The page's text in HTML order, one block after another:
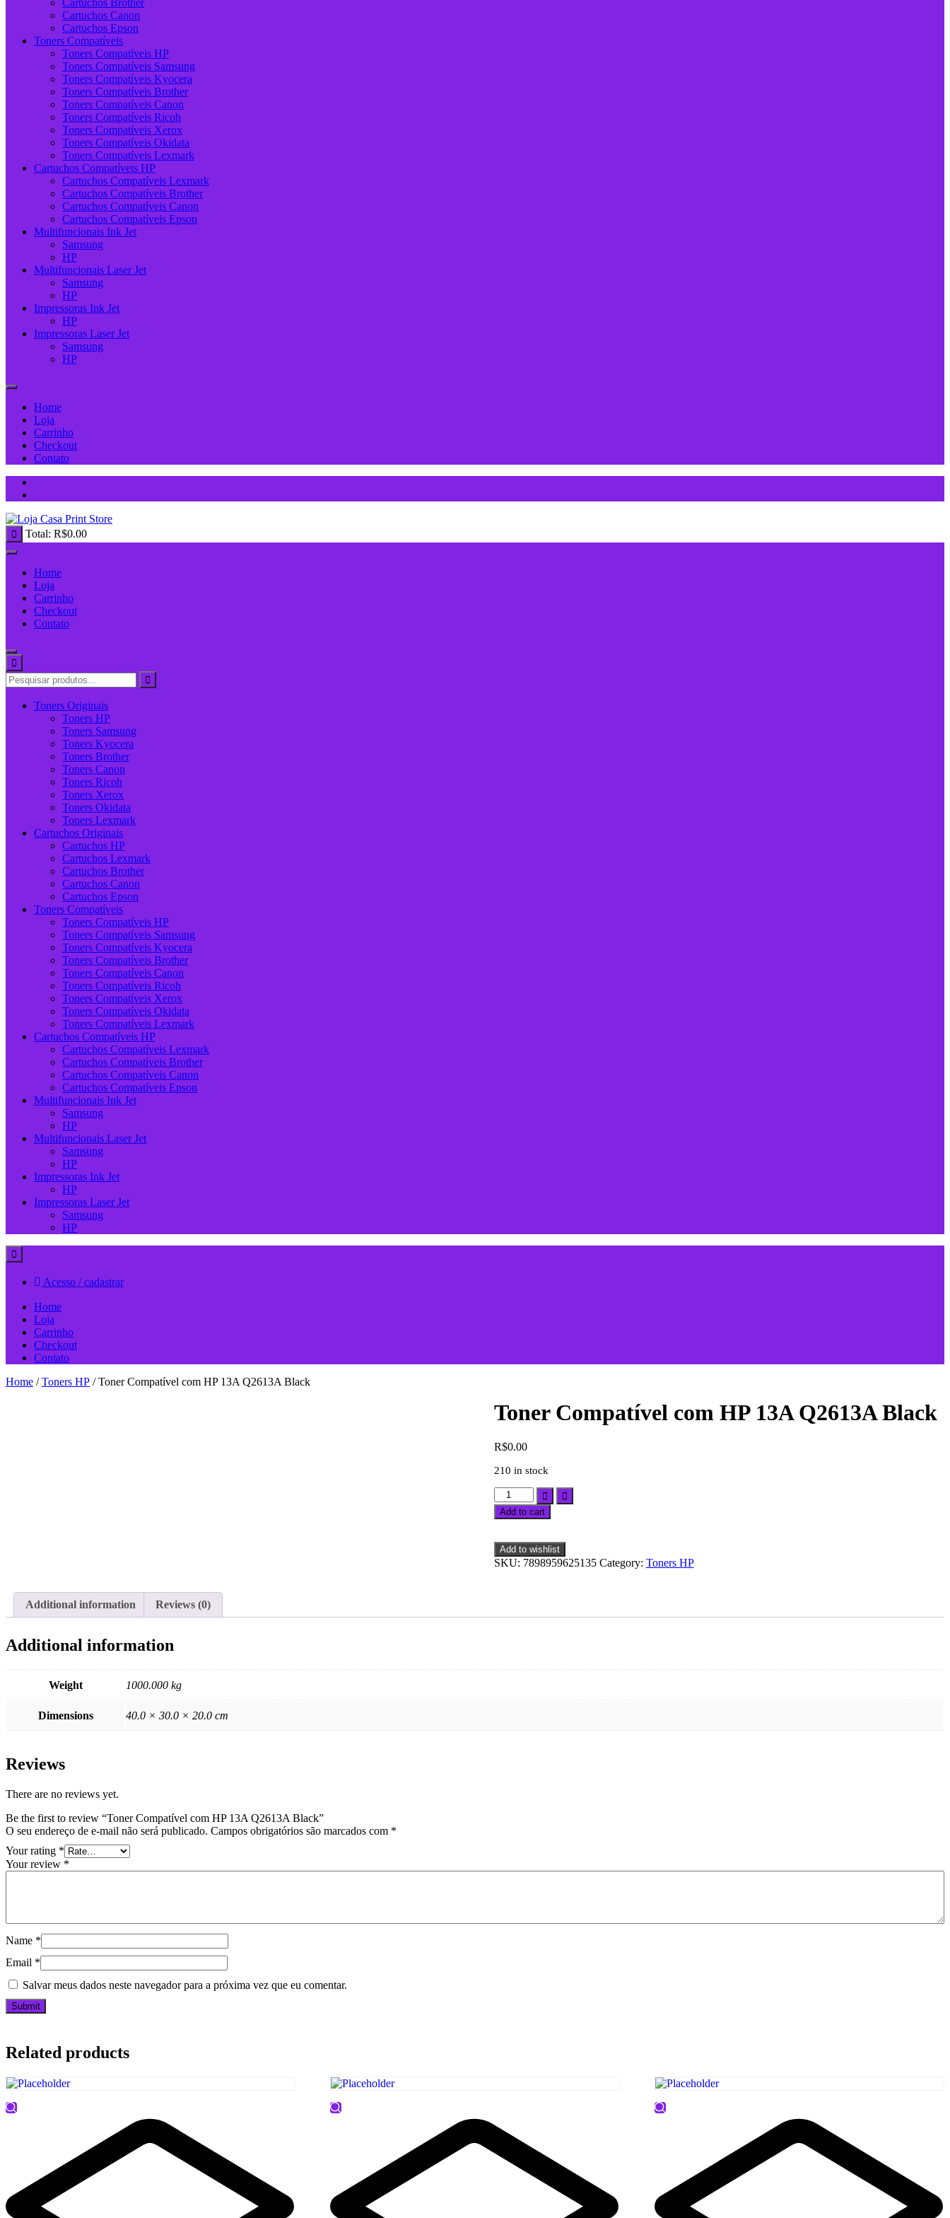
Cartuchos Brother
Cartuchos Canon
Cartuchos Epson
Toners Compatíveis
Toners Compatíveis HP
Toners Compatíveis Samsung
Toners Compatíveis Kyocera
Toners Compatíveis Brother
Toners Compatíveis Canon
Toners Compatíveis Ricoh
Toners Compatíveis Xerox
Toners Compatíveis Okidata
Toners Compatíveis Lexmark
Cartuchos Compatíveis HP
Cartuchos Compatíveis Lexmark
Cartuchos Compatíveis Brother
Cartuchos Compatíveis Canon
Cartuchos Compatíveis Epson
Multifuncionais Ink Jet
Samsung
HP
Multifuncionais Laser Jet
Samsung
HP
Impressoras Ink Jet
HP
Impressoras Laser Jet
Samsung
HP
Home
Loja
Carrinho
Checkout
Contato
Total: R$0.00
Home
Loja
Carrinho
Checkout
Contato
Toners Originais
Toners HP
Toners Samsung
Toners Kyocera
Toners Brother
Toners Canon
Toners Ricoh
Toners Xerox
Toners Okidata
Toners Lexmark
Cartuchos Originais
Cartuchos HP
Cartuchos Lexmark
Cartuchos Brother
Cartuchos Canon
Cartuchos Epson
Toners Compatíveis
Toners Compatíveis HP
Toners Compatíveis Samsung
Toners Compatíveis Kyocera
Toners Compatíveis Brother
Toners Compatíveis Canon
Toners Compatíveis Ricoh
Toners Compatíveis Xerox
Toners Compatíveis Okidata
Toners Compatíveis Lexmark
Cartuchos Compatíveis HP
Cartuchos Compatíveis Lexmark
Cartuchos Compatíveis Brother
Cartuchos Compatíveis Canon
Cartuchos Compatíveis Epson
Multifuncionais Ink Jet
Samsung
HP
Multifuncionais Laser Jet
Samsung
HP
Impressoras Ink Jet
HP
Impressoras Laser Jet
Samsung
HP
Acesso / cadastrar
Home
Loja
Carrinho
Checkout
Contato
Home /Toners HP / Toner Compatível com HP 13A Q2613A Black
Toner Compatível com HP 13A Q2613A Black
R$0.00
210 in stock
Toner
Compatível
com
13A
Q2613A
Black
Add to cart
Add to wishlist
SKU: 7898959625135 Category: Toners HP
Additional information Reviews (0)
Additional information
Weight 1000.000 kg
Dimensions 40.0 × 30.0 × 20.0 cm
Reviews
There are no reviews yet.
Be the first to review “Toner Compatível com HP 13A Q2613A Black”
O seu endereço de e-mail não será publicado. Campos obrigatórios são marcados com *
Your rating *
Your review *
Name *
Email *
Salvar meus dados neste navegador para a próxima vez que eu comentar.
Related products